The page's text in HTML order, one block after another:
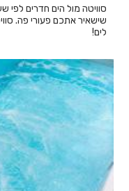
סוויטה מול הים חדרים
שישאיר אתכם פעורי פה.
לים!